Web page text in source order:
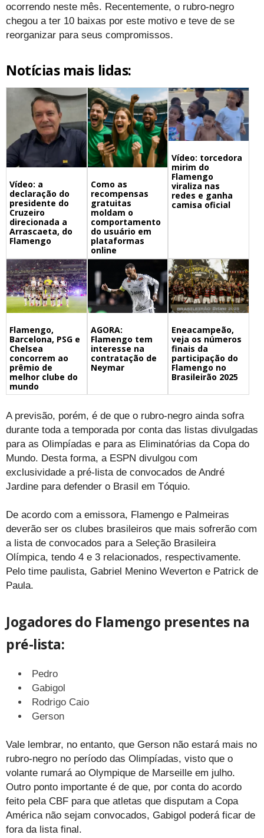
ocorrendo neste mês. Recentemente, o rubro-negro
chegou a ter 10 baixas por este motivo e teve de se
reorganizar para seus compromissos.
Notícias mais lidas:
Vídeo: a
declaração do
presidente do
Cruzeiro
direcionada a
Arrascaeta, do
Flamengo
Como as
recompensas
gratuitas
moldam o
comportamento
do usuário em
plataformas
online
Vídeo: torcedora
mirim do
Flamengo
viraliza nas
redes e ganha
camisa oficial
Flamengo,
Barcelona, PSG e
Chelsea
concorrem ao
prêmio de
melhor clube do
mundo
AGORA:
Flamengo tem
interesse na
contratação de
Neymar
Eneacampeão,
veja os números
finais da
participação do
Flamengo no
Brasileirão 2025
A previsão, porém, é de que o rubro-negro ainda sofra
durante toda a temporada por conta das listas divulgadas
para as Olimpíadas e para as Eliminatórias da Copa do
Mundo. Desta forma, a ESPN divulgou com
exclusividade a pré-lista de convocados de André
Jardine para defender o Brasil em Tóquio.
De acordo com a emissora, Flamengo e Palmeiras
deverão ser os clubes brasileiros que mais sofrerão com
a lista de convocados para a Seleção Brasileira
Olímpica, tendo 4 e 3 relacionados, respectivamente.
Pelo time paulista, Gabriel Menino Weverton e Patrick de
Paula.
Jogadores do Flamengo presentes na
pré-lista:
Pedro
Gabigol
Rodrigo Caio
Gerson
Vale lembrar, no entanto, que Gerson não estará mais no
rubro-negro no período das Olimpíadas, visto que o
volante rumará ao Olympique de Marseille em julho.
Outro ponto importante é de que, por conta do acordo
feito pela CBF para que atletas que disputam a Copa
América não sejam convocados, Gabigol poderá ficar de
fora da lista final.